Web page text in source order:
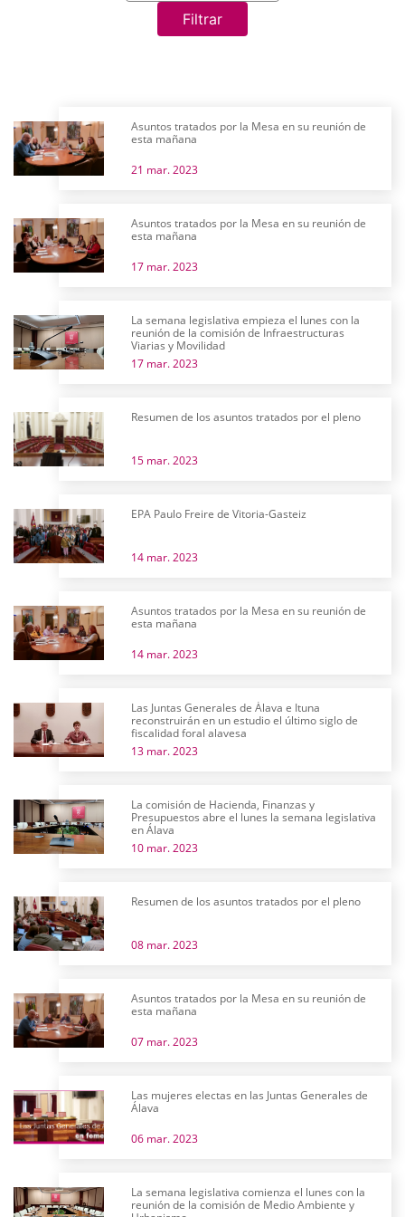
Filtrar
Asuntos tratados por la Mesa en su reunión de
esta mañana
21 mar. 2023
Asuntos tratados por la Mesa en su reunión de
esta mañana
17 mar. 2023
La semana legislativa empieza el lunes con la
reunión de la comisión de Infraestructuras
Viarias y Movilidad
17 mar. 2023
Resumen de los asuntos tratados por el pleno
15 mar. 2023
EPA Paulo Freire de Vitoria-Gasteiz
14 mar. 2023
Asuntos tratados por la Mesa en su reunión de
esta mañana
14 mar. 2023
Las Juntas Generales de Álava e Ituna
reconstruirán en un estudio el último siglo de
fiscalidad foral alavesa
13 mar. 2023
La comisión de Hacienda, Finanzas y
Presupuestos abre el lunes la semana legislativa
en Álava
10 mar. 2023
Resumen de los asuntos tratados por el pleno
08 mar. 2023
Asuntos tratados por la Mesa en su reunión de
esta mañana
07 mar. 2023
Las mujeres electas en las Juntas Generales de
Álava
06 mar. 2023
La semana legislativa comienza el lunes con la
reunión de la comisión de Medio Ambiente y